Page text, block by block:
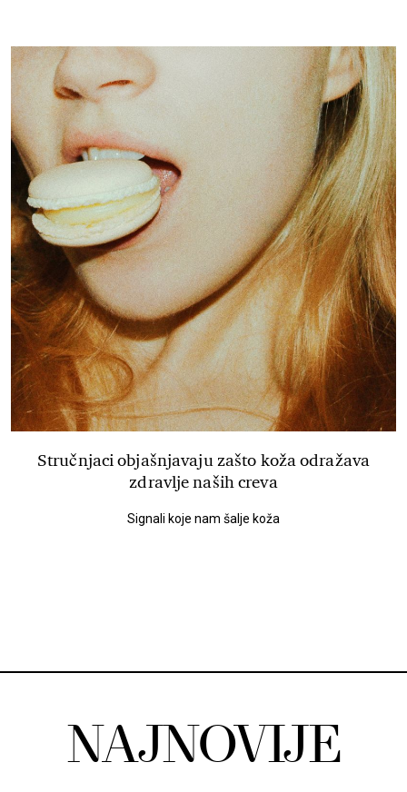
Stručnjaci objašnjavaju zašto koža odražava
zdravlje naših creva
Signali koje nam šalje koža
NAJNOVIJE